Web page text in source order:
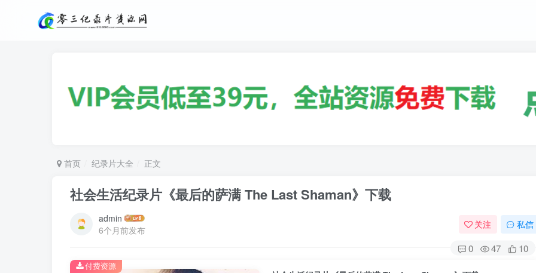
首页 纪录片大全 正文
社会生活纪录片《最后的萨满 The Last Shaman》下载
admin
6个月前发布
关注 私信
0 47 10
付费资源